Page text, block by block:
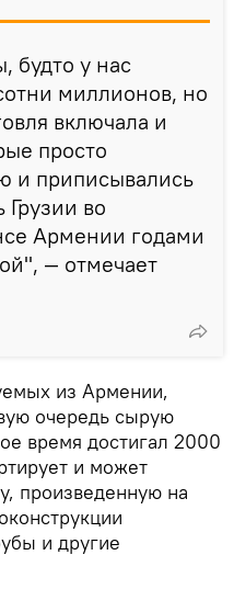
будто у нас
миллионов, но
включала и
просто
и приписывались
во
Армении годами
— отмечает
из Армении,
очередь сырую
время достигал 2000
и может
произведенную на
и другие